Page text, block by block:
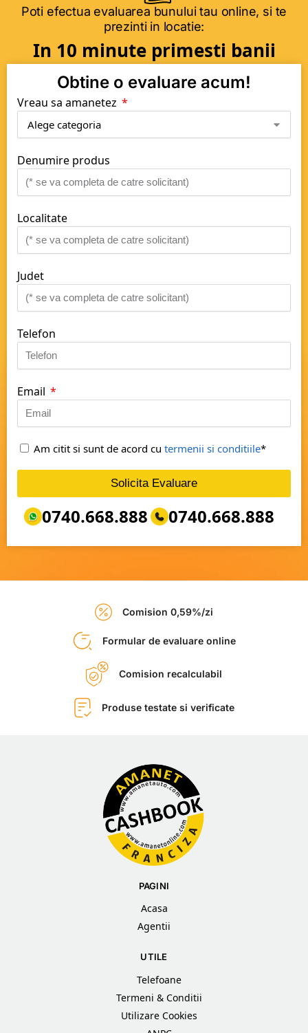
Poti efectua evaluarea bunului tau online, si te
prezinti in locatie:
In 10 minute primesti banii
Obtine o evaluare acum!
Vreau sa amanetez
Denumire produs
Localitate
Judet
Telefon
Email
Am citit si sunt de acord cu termenii si conditiile*
Solicita Evaluare
0740.668.888 0740.668.888
Comision 0,59%/zi
Formular de evaluare online
Comision recalculabil
Produse testate si verificate
PAGINI
Acasa
Agentii
UTILE
Telefoane
Termeni & Conditii
Utilizare Cookies